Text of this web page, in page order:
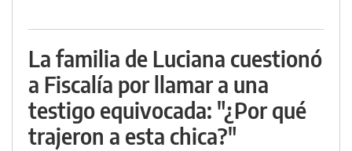
La familia de Luciana cuestionó
a Fiscalía por llamar a una
testigo equivocada: "¿Por qué
trajeron a esta chica?"